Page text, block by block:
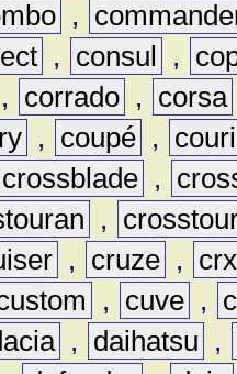
,
, consul ,
, corrado , corsa
, coupé ,
crossblade ,
,
, cruze ,
crx
, cuve ,
, daihatsu
,